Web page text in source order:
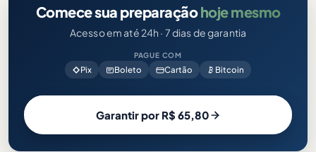
Comece sua preparaçãohoje mesmo
Acesso em até 24h · 7 dias de garantia
PAGUE COM
Pix Boleto Cartão Bitcoin
Garantir por R$ 65,80